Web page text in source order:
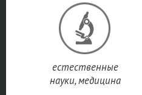
естественные
науки, медицина